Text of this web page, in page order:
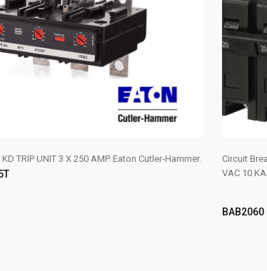
KD TRIP UNIT 3 X 250 AMP. Eaton Cutler-Hammer.
Circuit
VAC 10
BAB2060